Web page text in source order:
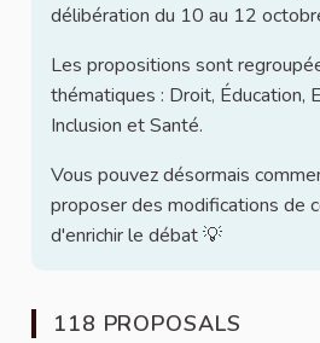
délibération du 10 au 12
Les propositions sont
thématiques : Droit, Éducation,
Inclusion et Santé.
Vous pouvez désormais
proposer des modifications de
d'enrichir le débat 💡
118 PROPOSALS